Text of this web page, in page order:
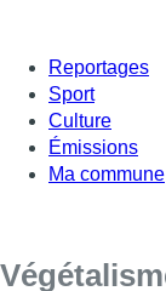
Reportages
Sport
Culture
Émissions
Ma commune